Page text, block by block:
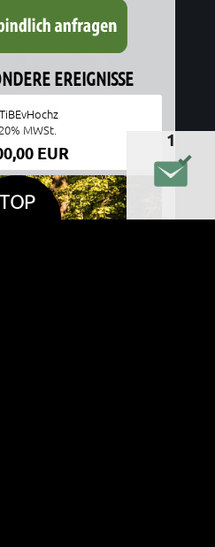
1
EREIGNISSE
MWSt.
EUR
TOP